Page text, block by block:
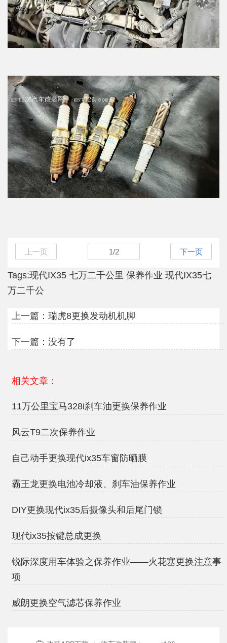
上一页 1/2 下一页
Tags:现代IX35 七万二千公里 保养作业 现代IX35七
万二千公
上一篇： 瑞虎8更换发动机机脚
下一篇：没有了
相关文章：
11万公里宝马328i刹车油更换保养作业
风云T9二次保养作业
自己动手更换现代ix35车窗防晒膜
霸王龙更换电池冷却液、刹车油保养作业
DIY更换现代ix35后摄像头和后尾门锁
现代ix35按键总成更换
锐际深度用车体验之保养作业——火花塞更换注意事
项
威朗更换空气滤芯保养作业